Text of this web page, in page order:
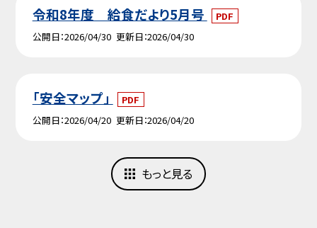
令和8年度 給食だより5月号
PDF
公開日 2026/04/30 更新日 2026/04/30
「安全マップ」
PDF
公開日 2026/04/20 更新日 2026/04/20
もっと見る